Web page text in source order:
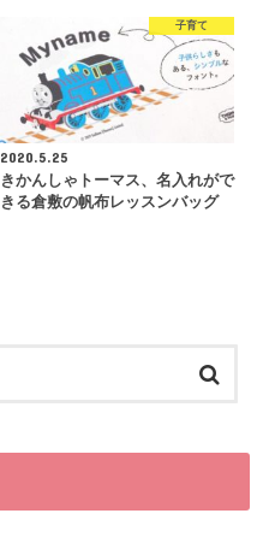
子育て
2020.5.25
きかんしゃトーマス、名入れがで
きる倉敷の帆布レッスンバッグ